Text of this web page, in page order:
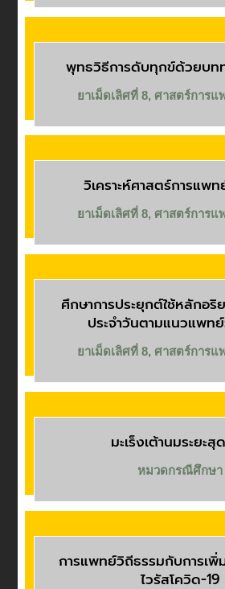
พุทธวิธีการดับทุกข์ด้วยบท
ยาเม็ดเลิศที่ 8, ศาสตร์การแ
วิเคราะห์ศาสตร์การแพ
ยาเม็ดเลิศที่ 8, ศาสตร์การแ
ศึกษาการประยุกต์ใช้หลักอริ
ประจำวันตามแนวแพท
ยาเม็ดเลิศที่ 8, ศาสตร์การแ
มะเร็งเต้านมระยะสุ
หมวดกรณีศึกษา
การแพทย์วิถีธรรมกับการเ
ไวรัสโควิด-19